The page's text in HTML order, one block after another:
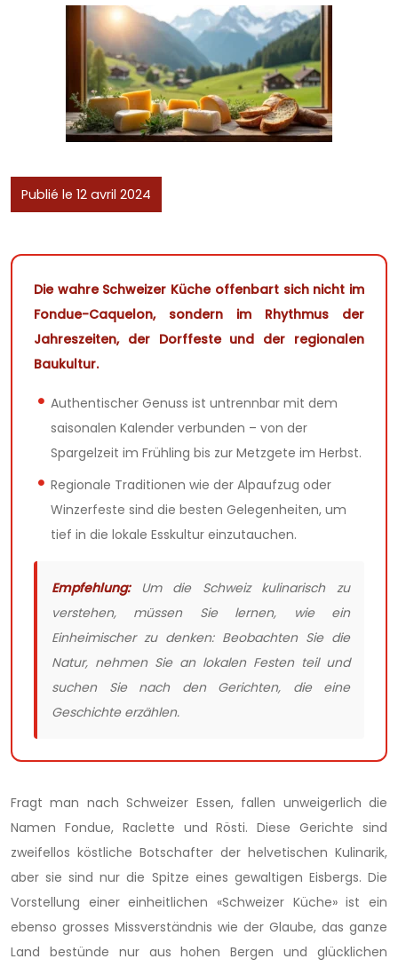
Publié le 12 avril 2024
Die wahre Schweizer Küche offenbart sich nicht im
Fondue-Caquelon, sondern im Rhythmus der
Jahreszeiten, der Dorffeste und der regionalen
Baukultur.
Authentischer Genuss ist untrennbar mit dem
saisonalen Kalender verbunden – von der
Spargelzeit im Frühling bis zur Metzgete im Herbst.
Regionale Traditionen wie der Alpaufzug oder
Winzerfeste sind die besten Gelegenheiten, um
tief in die lokale Esskultur einzutauchen.
Empfehlung:Um die Schweiz kulinarisch zu
verstehen, müssen Sie lernen, wie ein
Einheimischer zu denken: Beobachten Sie die
Natur, nehmen Sie an lokalen Festen teil und
suchen Sie nach den Gerichten, die eine
Geschichte erzählen.
Fragt man nach Schweizer Essen, fallen unweigerlich die
Namen Fondue, Raclette und Rösti. Diese Gerichte sind
zweifellos köstliche Botschafter der helvetischen Kulinarik,
aber sie sind nur die Spitze eines gewaltigen Eisbergs. Die
Vorstellung einer einheitlichen «Schweizer Küche» ist ein
ebenso grosses Missverständnis wie der Glaube, das ganze
Land bestünde nur aus hohen Bergen und glücklichen